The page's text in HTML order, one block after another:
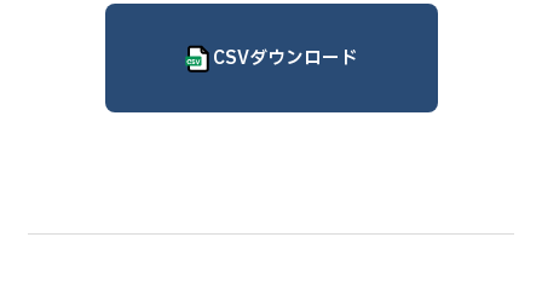
CSVダウンロード